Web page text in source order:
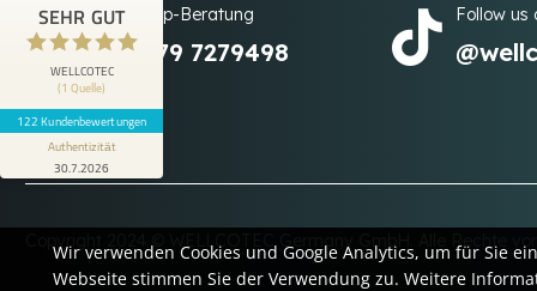
WhatsApp-Beratung
+49 179 7279498
Follow us
Copyright 2024 © WELLCOTEC Germany GmbH. Alle Rechte
Wir verwenden Cookies und Google Analytics, um für Sie
Webseite stimmen Sie der Verwendung zu. Weitere
SEHR GUT
WELLCOTEC
(1 Quelle)
122 Kundenbewertungen
Authentizität
30.7.2026
SEHR GUT
4,90 / 5,00
122
Bewertungen von 1
anderen Quelle
Blick aufs ProvenExpert-Profil werfen